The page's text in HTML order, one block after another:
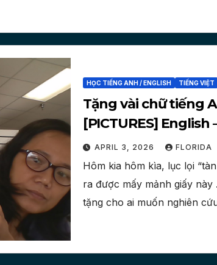
HỌC TIẾNG ANH / ENGLISH TIẾNG VIỆT
Tặng vài chữ tiếng
[PICTURES] English
vocabularies
APRIL 3, 2026 FLORIDA
Hôm kia hôm kìa, lục lọi
ra được mấy mảnh giấy này
tặng cho ai muốn nghiên